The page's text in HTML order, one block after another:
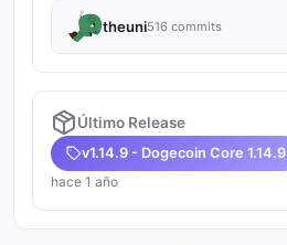
theuni516 commits
Último Release
v1.14.9 - Dogecoin Core 1.14.9
hace 1 año